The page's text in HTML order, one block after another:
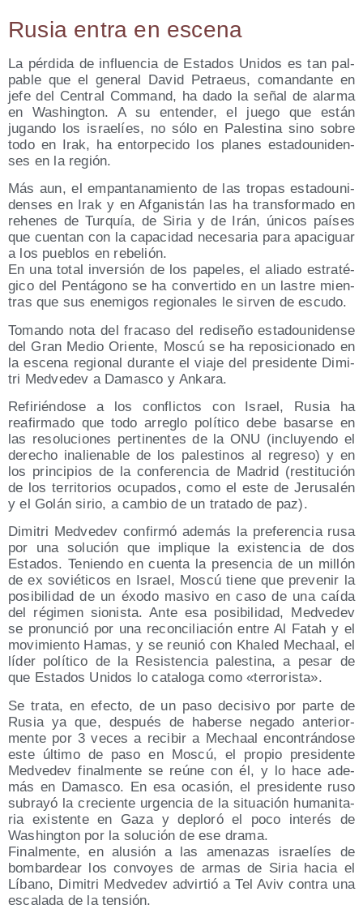
Rusia entra en escena
La pér­di­da de influen­cia de Esta­dos Uni­dos es tan pal­
pa­ble que el gene­ral David Petraeus, coman­dan­te en
jefe del Cen­tral Com­mand, ha dado la señal de alar­ma
en Washing­ton. A su enten­der, el jue­go que están
jugan­do los israe­líes, no sólo en Pales­ti­na sino sobre
todo en Irak, ha entor­pe­ci­do los pla­nes esta­dou­ni­den­
ses en la región.
Más aun, el empan­ta­na­mien­to de las tro­pas esta­dou­ni­
den­ses en Irak y en Afga­nis­tán las ha trans­for­ma­do en
rehe­nes de Tur­quía, de Siria y de Irán, úni­cos paí­ses
que cuen­tan con la capa­ci­dad nece­sa­ria para apa­ci­guar
a los pue­blos en rebelión.
En una total inver­sión de los pape­les, el alia­do estra­té­
gi­co del Pen­tá­gono se ha con­ver­ti­do en un las­tre mien­
tras que sus enemi­gos regio­na­les le sir­ven de escudo.
Toman­do nota del fra­ca­so del redi­se­ño esta­dou­ni­den­se
del Gran Medio Orien­te, Mos­cú se ha repo­si­cio­na­do en
la esce­na regio­nal duran­te el via­je del pre­si­den­te Dimi­
tri Med­ve­dev a Damas­co y Ankara.
Refi­rién­do­se a los con­flic­tos con Israel, Rusia ha
reafir­ma­do que todo arre­glo polí­ti­co debe basar­se en
las reso­lu­cio­nes per­ti­nen­tes de la ONU (inclu­yen­do el
dere­cho inalie­na­ble de los pales­ti­nos al regre­so) y en
los prin­ci­pios de la con­fe­ren­cia de Madrid (res­ti­tu­ción
de los terri­to­rios ocu­pa­dos, como el este de Jeru­sa­lén
y el Golán sirio, a cam­bio de un tra­ta­do de paz).
Dimi­tri Med­ve­dev con­fir­mó ade­más la pre­fe­ren­cia rusa
por una solu­ción que impli­que la exis­ten­cia de dos
Esta­dos. Tenien­do en cuen­ta la pre­sen­cia de un millón
de ex sovié­ti­cos en Israel, Mos­cú tie­ne que pre­ve­nir la
posi­bi­li­dad de un éxo­do masi­vo en caso de una caí­da
del régi­men sio­nis­ta. Ante esa posi­bi­li­dad, Med­ve­dev
se pro­nun­ció por una recon­ci­lia­ción entre Al Fatah y el
movi­mien­to Hamas, y se reu­nió con Kha­led Mechaal, el
líder polí­ti­co de la Resis­ten­cia pales­ti­na, a pesar de
que Esta­dos Uni­dos lo cata­lo­ga como «terro­ris­ta».
Se tra­ta, en efec­to, de un paso deci­si­vo por par­te de
Rusia ya que, des­pués de haber­se nega­do ante­rior­
men­te por 3 veces a reci­bir a Mechaal encon­trán­do­se
este últi­mo de paso en Mos­cú, el pro­pio pre­si­den­te
Med­ve­dev final­men­te se reúne con él, y lo hace ade­
más en Damas­co. En esa oca­sión, el pre­si­den­te ruso
sub­ra­yó la cre­cien­te urgen­cia de la situa­ción huma­ni­ta­
ria exis­ten­te en Gaza y deplo­ró el poco inte­rés de
Washing­ton por la solu­ción de ese drama.
Final­men­te, en alu­sión a las ame­na­zas israe­líes de
bom­bar­dear los con­vo­yes de armas de Siria hacia el
Líbano, Dimi­tri Med­ve­dev advir­tió a Tel Aviv con­tra una
esca­la­da de la tensión.